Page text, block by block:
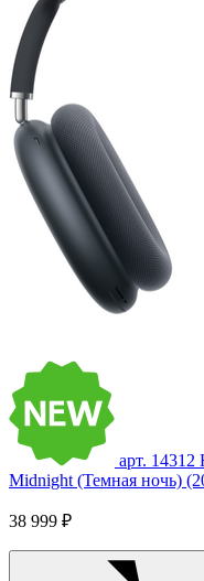
арт. 14312
Midnight (Темная ночь)
38 999 ₽